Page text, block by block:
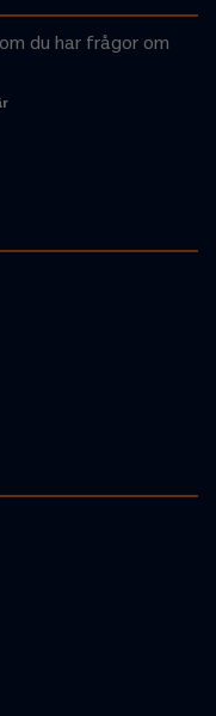
du har frågor om